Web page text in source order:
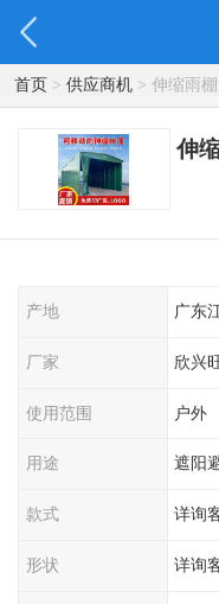
首页> 供应商机> 伸缩雨
伸
产地 广东
厂家 欣兴
使用范围 户外
用途 遮阳
款式 详询
形状 详询